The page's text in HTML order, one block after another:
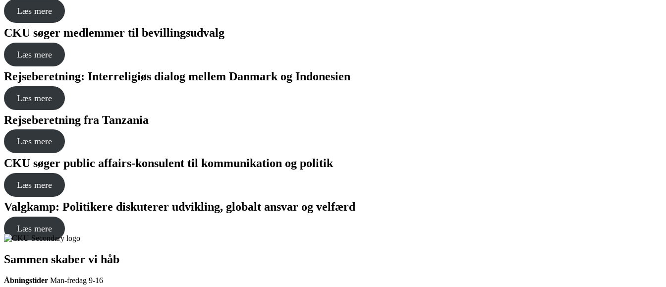
Læs mere
CKU søger medlemmer til bevillingsudvalg
Læs mere
Rejseberetning: Interreligiøs dialog mellem Danmark og Indonesien
Læs mere
Rejseberetning fra Tanzania
Læs mere
CKU søger public affairs-konsulent til kommunikation og politik
Læs mere
Valgkamp: Politikere diskuterer udvikling, globalt ansvar og velfærd
Læs mere
Sammen skaber vi håb
Åbningstider Man-fredag 9-16